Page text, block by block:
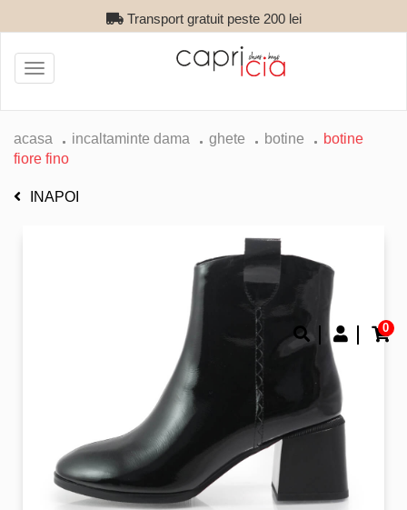
Transport gratuit peste 200 lei
0
Toggle
navigation
acasa incaltaminte dama ghete botine
botine
fiore fino
INAPOI